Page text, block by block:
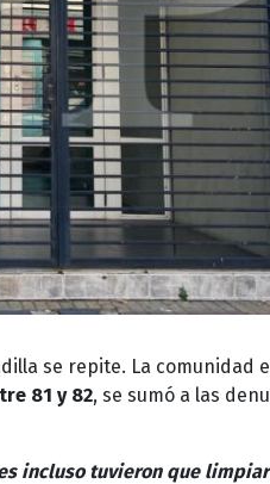
se repite. La comunidad
81 y 82, se sumó a las
incluso tuvieron que